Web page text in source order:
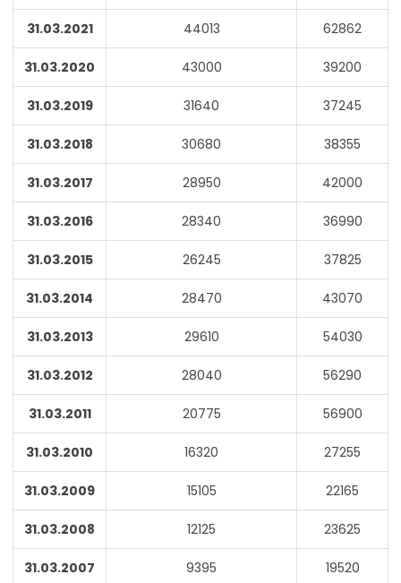
31.03.2021 44013 62862
31.03.2020 43000 39200
31.03.2019 31640 37245
31.03.2018 30680 38355
31.03.2017 28950 42000
31.03.2016 28340 36990
31.03.2015 26245 37825
31.03.2014 28470 43070
31.03.2013 29610 54030
31.03.2012 28040 56290
31.03.2011 20775 56900
31.03.2010 16320 27255
31.03.2009 15105 22165
31.03.2008 12125 23625
31.03.2007 9395 19520